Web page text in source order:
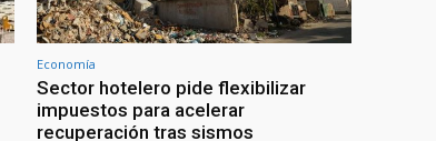
Economía
Sector hotelero pide flexibilizar
impuestos para acelerar
recuperación tras sismos